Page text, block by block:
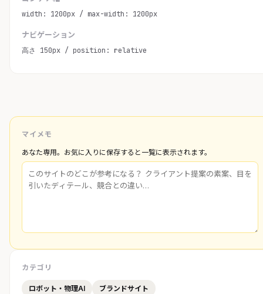
width: 1200px / max-width: 1200px
ナビゲーション
高さ 150px / position: relative
マイメモ
あなた専用。お気に入りに保存すると一覧に表示されます。
カテゴリ
ロボット・物理AI ブランドサイト